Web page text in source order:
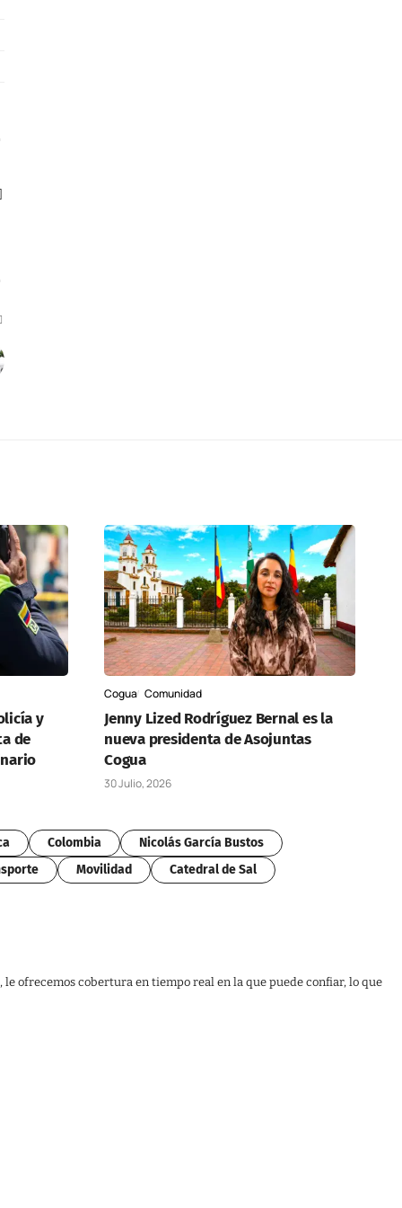
y
de
Cogua Comunidad
Jenny Lized Rodríguez Bernal es la
nueva presidenta de Asojuntas
Cogua
30 Julio, 2026
Colombia
Nicolás García Bustos
Movilidad Catedral de Sal
ofrecemos cobertura en tiempo real en la que puede confiar, lo que